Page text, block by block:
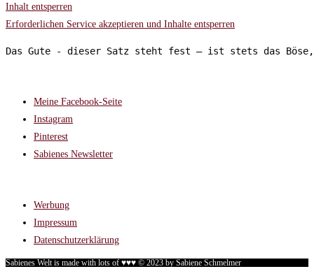
Inhalt entsperren
Erforderlichen Service akzeptieren und Inhalte entsperren
Das Gute - dieser Satz steht fest – ist stets das Böse,
Meine Facebook-Seite
Instagram
Pinterest
Sabienes Newsletter
Werbung
Impressum
Datenschutzerklärung
Sabienes Welt is made with lots of ♥♥♥ © 2023 by Sabiene Schmelmer